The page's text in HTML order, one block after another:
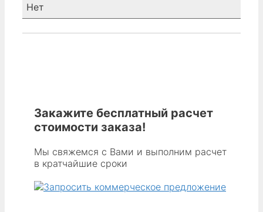
Нет
Закажите бесплатный расчет
стоимости заказа!
Мы свяжемся с Вами и выполним расчет
в кратчайшие сроки